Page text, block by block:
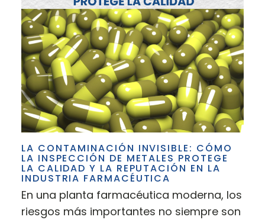
LA CONTAMINACIÓN INVISIBLE: CÓMO
LA INSPECCIÓN DE METALES PROTEGE
LA CALIDAD Y LA REPUTACIÓN EN LA
INDUSTRIA FARMACÉUTICA
En una planta farmacéutica moderna, los
riesgos más importantes no siempre son